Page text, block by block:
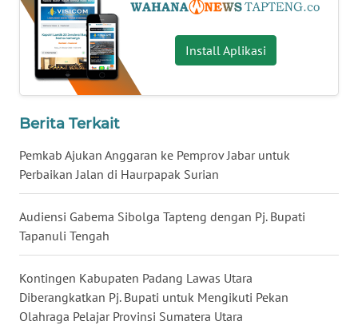
Install Aplikasi
Berita Terkait
Pemkab Ajukan Anggaran ke Pemprov Jabar untuk
Perbaikan Jalan di Haurpapak Surian
Audiensi Gabema Sibolga Tapteng dengan Pj. Bupati
Tapanuli Tengah
Kontingen Kabupaten Padang Lawas Utara
Diberangkatkan Pj. Bupati untuk Mengikuti Pekan
Olahraga Pelajar Provinsi Sumatera Utara
WN
KALTARA
WN
WN
KALTIM
WN
SULSEL
GORONTALO